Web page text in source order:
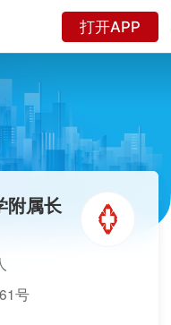
打开APP
附属长
号